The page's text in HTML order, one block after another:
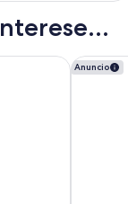
Anuncio
NH